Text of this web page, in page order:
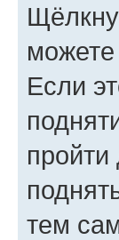
Если
тем